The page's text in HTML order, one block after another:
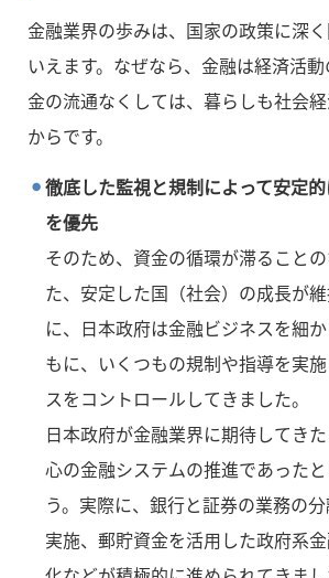
金融業界の歩みは、国家の政策に深
いえます。なぜなら、金融は経済活
金の流通なくしては、暮らしも社会
からです。
徹底した監視と規制によって安定
を優先
そのため、資金の循環が滞ること
た、安定した国（社会）の成長が
に、日本政府は金融ビジネスを細
もに、いくつもの規制や指導を実
スをコントロールしてきました。
日本政府が金融業界に期待してき
心の金融システムの推進であった
う。実際に、銀行と証券の業務の
実施、郵貯資金を活用した政府系